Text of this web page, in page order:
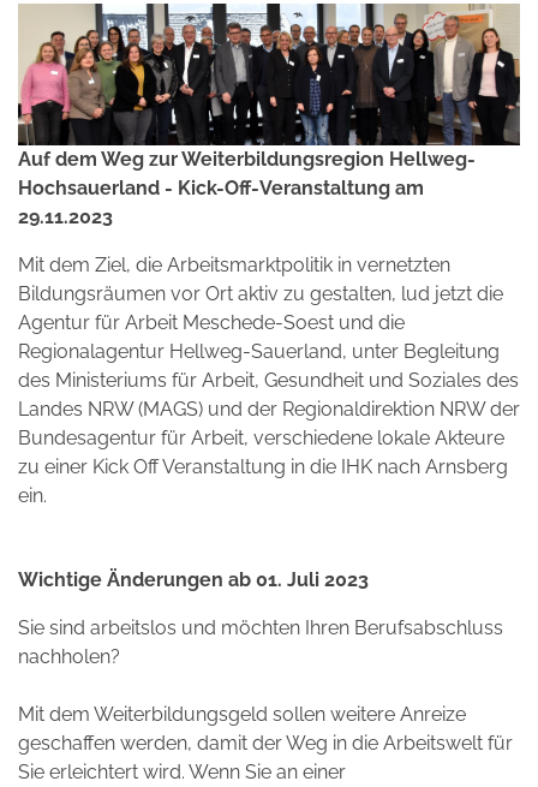
Auf dem Weg zur Weiterbildungsregion Hellweg-
Hochsauerland - Kick-Off-Veranstaltung am
29.11.2023
Mit dem Ziel, die Arbeitsmarktpolitik in vernetzten
Bildungsräumen vor Ort aktiv zu gestalten, lud jetzt die
Agentur für Arbeit Meschede-Soest und die
Regionalagentur Hellweg-Sauerland, unter Begleitung
des Ministeriums für Arbeit, Gesundheit und Soziales des
Landes NRW (MAGS) und der Regionaldirektion NRW der
Bundesagentur für Arbeit, verschiedene lokale Akteure
zu einer Kick Off Veranstaltung in die IHK nach Arnsberg
ein.
Wichtige Änderungen ab 01. Juli 2023
Sie sind arbeitslos und möchten Ihren Berufsabschluss
nachholen?
Mit dem Weiterbildungsgeld sollen weitere Anreize
geschaffen werden, damit der Weg in die Arbeitswelt für
Sie erleichtert wird. Wenn Sie an einer